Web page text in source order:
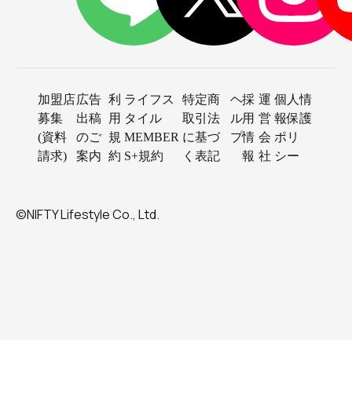
加盟店
募集
(資料
請求)
広告
出稿
のご
案内
利
用
規
約
ライフス
タイル
MEMBER
S+規約
特定商
取引法
に基づ
く表記
ヘ
ル
プ
採
用
情
報
運
営
会
社
個人情
報保護
ポリ
シー
©NIFTY Lifestyle Co., Ltd.